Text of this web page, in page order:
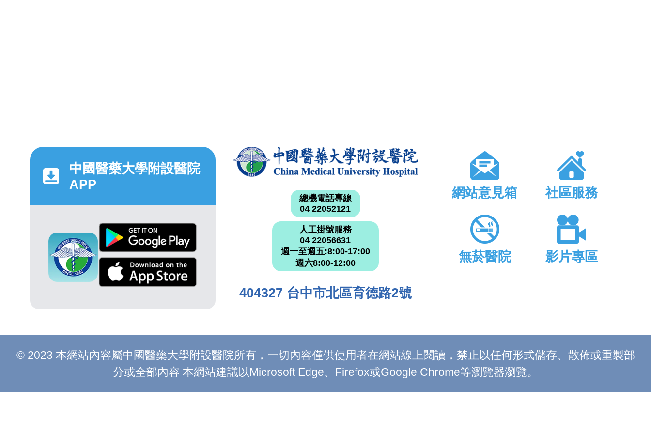
中國醫藥大學附設醫院
APP
總機電話專線
04 22052121
人工掛號服務
04 22056631
週一至週五:8:00-17:00
週六8:00-12:00
404327 台中市北區育德路2號
網站意見箱 社區服務
無菸醫院 影片專區
© 2023 本網站內容屬中國醫藥大學附設醫院所有，一切內容僅供使用者在網站線上閱讀，禁止以任何形式儲存、散佈或重製部
分或全部內容 本網站建議以Microsoft Edge、Firefox或Google Chrome等瀏覽器瀏覽。